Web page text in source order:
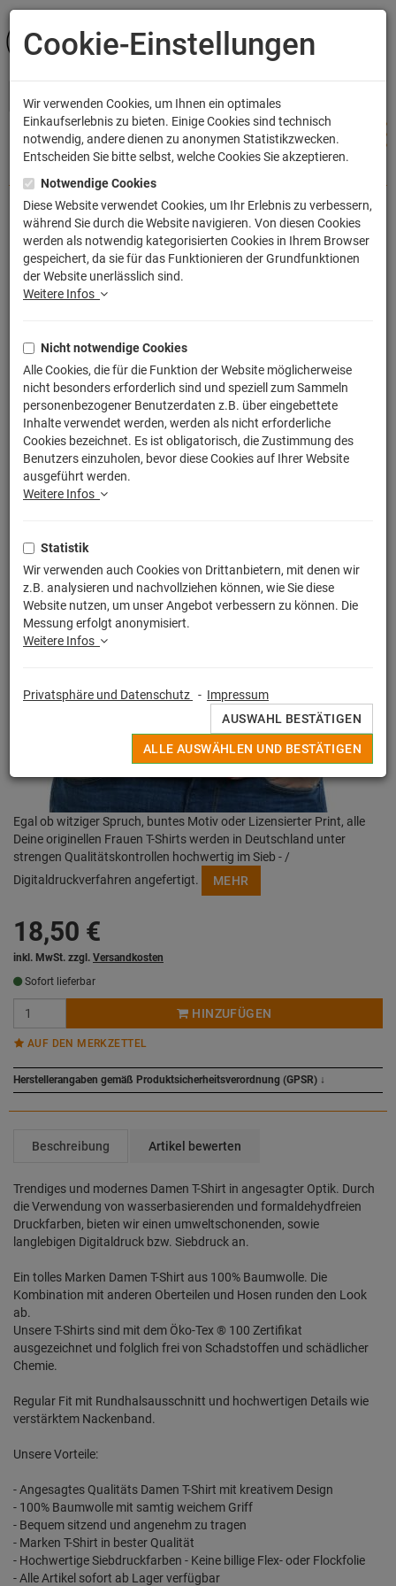
ANMELDEN
Bayern Freistaat Bundesland T-Shirt
XXL
Artikelnummer: TLM2244G-13-XXL
Egal ob witziger Spruch, buntes Motiv oder Lizensierter Print, alle
Deine originellen Frauen T-Shirts werden in Deutschland unter
strengen Qualitätskontrollen hochwertig im Sieb - /
Digitaldruckverfahren angefertigt.
MEHR
18,50 €
inkl. MwSt. zzgl. Versandkosten
Sofort lieferbar
HINZUFÜGEN
AUF DEN MERKZETTEL
Herstellerangaben gemäß Produktsicherheitsverordnung (GPSR) ↓
Beschreibung Artikel bewerten
Trendiges und modernes Damen T-Shirt in angesagter Optik. Durch
die Verwendung von wasserbasierenden und formaldehydfreien
Druckfarben, bieten wir einen umweltschonenden, sowie
langlebigen Digitaldruck bzw. Siebdruck an.
Ein tolles Marken Damen T-Shirt aus 100% Baumwolle. Die
Kombination mit anderen Oberteilen und Hosen runden den Look
ab.
Unsere T-Shirts sind mit dem Öko-Tex ® 100 Zertifikat
ausgezeichnet und folglich frei von Schadstoffen und schädlicher
Chemie.
Regular Fit mit Rundhalsausschnitt und hochwertigen Details wie
verstärktem Nackenband.
Unsere Vorteile:
- Angesagtes Qualitäts Damen T-Shirt mit kreativem Design
- 100% Baumwolle mit samtig weichem Griff
- Bequem sitzend und angenehm zu tragen
- Marken T-Shirt in bester Qualität
- Hochwertige Siebdruckfarben - Keine billige Flex- oder Flockfolie
- Alle Artikel sofort ab Lager verfügbar
Cookie-Einstellungen
Wir verwenden Cookies, um Ihnen ein optimales
Einkaufserlebnis zu bieten. Einige Cookies sind technisch
notwendig, andere dienen zu anonymen Statistikzwecken.
Entscheiden Sie bitte selbst, welche Cookies Sie akzeptieren.
Notwendige Cookies
Diese Website verwendet Cookies, um Ihr Erlebnis zu verbessern,
während Sie durch die Website navigieren. Von diesen Cookies
werden als notwendig kategorisierten Cookies in Ihrem Browser
gespeichert, da sie für das Funktionieren der Grundfunktionen
der Website unerlässlich sind.
Weitere Infos
Nicht notwendige Cookies
Alle Cookies, die für die Funktion der Website möglicherweise
nicht besonders erforderlich sind und speziell zum Sammeln
personenbezogener Benutzerdaten z.B. über eingebettete
Inhalte verwendet werden, werden als nicht erforderliche
Cookies bezeichnet. Es ist obligatorisch, die Zustimmung des
Benutzers einzuholen, bevor diese Cookies auf Ihrer Website
ausgeführt werden.
Weitere Infos
Statistik
Wir verwenden auch Cookies von Drittanbietern, mit denen wir
z.B. analysieren und nachvollziehen können, wie Sie diese
Website nutzen, um unser Angebot verbessern zu können. Die
Messung erfolgt anonymisiert.
Weitere Infos
Privatsphäre und Datenschutz - Impressum
AUSWAHL BESTÄTIGEN
ALLE AUSWÄHLEN UND BESTÄTIGEN